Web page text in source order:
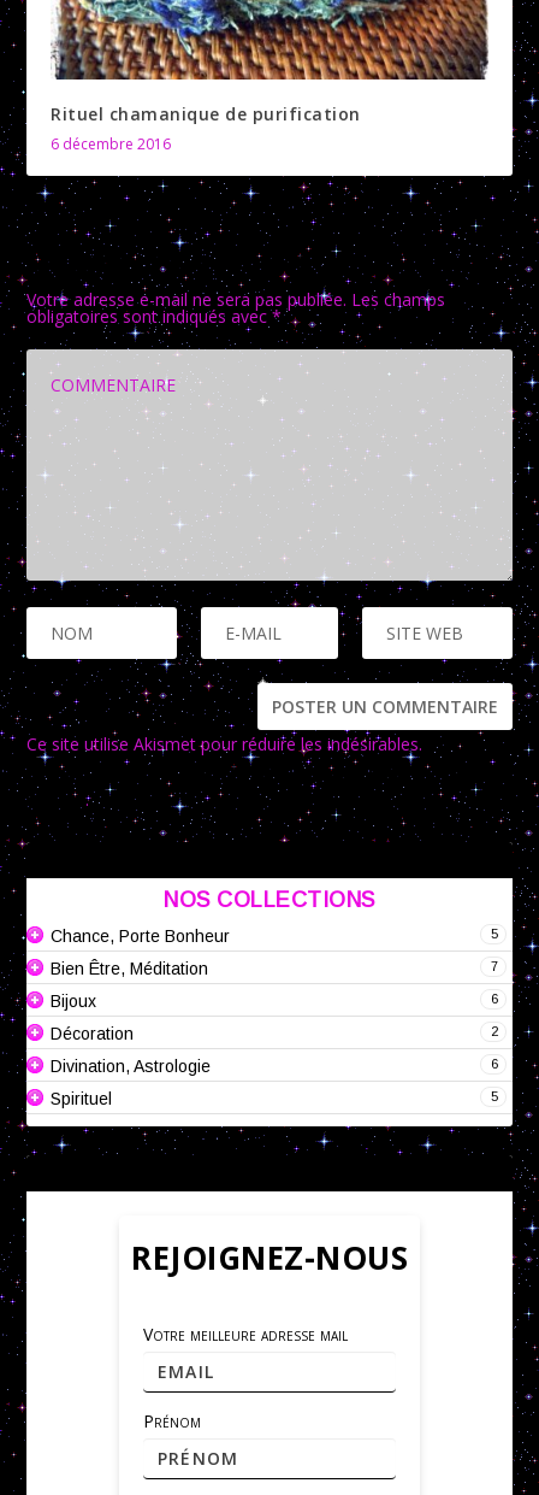
Rituel chamanique de purification
6 décembre 2016
LAISSER UNE RÉPONSE
Votre adresse e-mail ne sera pas publiée. Les champs
obligatoires sont indiqués avec*
Ce site utilise Akismet pour réduire les indésirables.
En savoir
plus sur la façon dont les données de vos commentaires sont
traitées.
NOS COLLECTIONS
5
Chance, Porte Bonheur
7
Bien Être, Méditation
6
Bijoux
2
Décoration
6
Divination, Astrologie
5
Spirituel
REJOIGNEZ-NOUS
Votre meilleure adresse mail
Prénom